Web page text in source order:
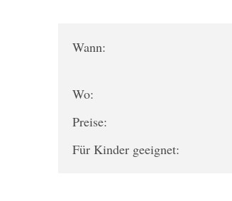
Wann:
Wo:
Preise:
Für Kinder geeignet: